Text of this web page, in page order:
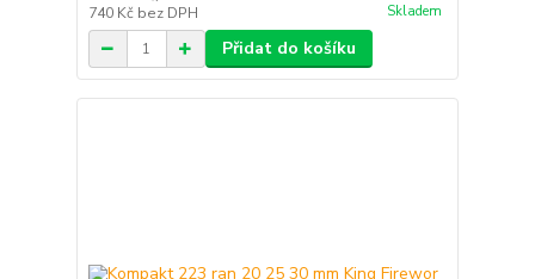
740 Kč bez DPH Skladem
Přidat do košíku